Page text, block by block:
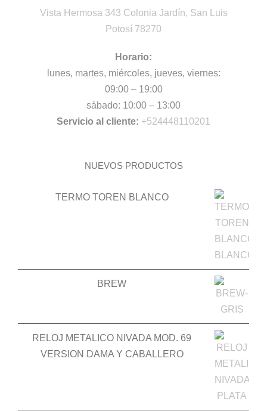
Vista Hermosa 343 Colonia Jardín, San Luis
Potosí 78270
Horario:
lunes, martes, miércoles, jueves, viernes:
09:00 – 19:00
sábado: 10:00 – 13:00
Servicio al cliente: +524448110201
NUEVOS PRODUCTOS
TERMO TOREN BLANCO
BREW
RELOJ METALICO NIVADA MOD. 69
VERSION DAMA Y CABALLERO